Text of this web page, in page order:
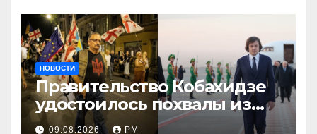
НОВОСТИ
Правительство Кобахидзе
удостоилось похвалы из
Москвы
09.08.2026 РМ